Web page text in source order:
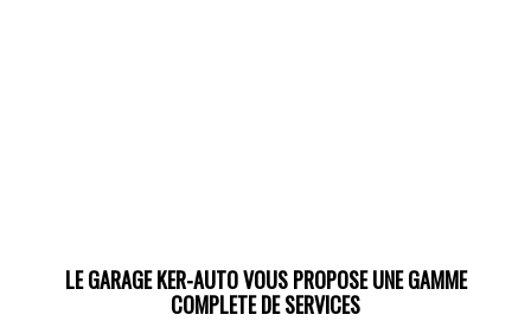
LE GARAGE KER-AUTO VOUS PROPOSE UNE GAMME
COMPLETE DE SERVICES